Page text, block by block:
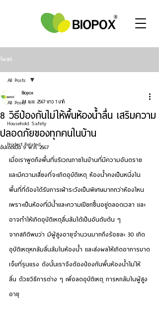
โพสต์
All Posts
Household Safety
Product Related
All Posts
8 วิธีป้องกันไม่ให้พื้นห้องน้ำลื่น เสริมความ
ปลอดภัยของทุกคนในบ้าน
Biopox
24 เม.ย. 2567 ยาว 1 นาที
อัปเดตเมื่อ9 พ.ค. 2567
เมื่อเราพูดถึงพื้นที่บริเวณภายในบ้านที่มีความอันตราย
และมีความเสี่ยงที่จะเกิดอุบัติเหตุ ห้องน้ำคงเป็นหนึ่งใน
พื้นที่ที่ต้องได้รับการเฝ้าระวังเป็นพิเศษมากกว่าห้องไหน
เพราะเป็นห้องที่มีน้ำและความเปียกชื้นอยู่ตลอดเวลา และ
อาจทำให้เกิดอุบัติเหตุลื่นล้มได้เป็นอันดับต้น ๆ
จากสถิติพบว่า มีผู้สูงอายุจำนวนมากถึงร้อยละ 30 เกิด
อุบัติเหตุหกล้มลื่นล้มในห้องน้ำ และส่งผลให้เกิดอาการบาด
เจ็บที่รุนแรง ดังนั้นเราจึงต้องป้องกันพื้นห้องน้ำไม่ให้
ลื่น ด้วยวิธีการต่าง ๆ เพื่อลดอุบัติเหตุ การหกล้มในผู้สูง
อายุ